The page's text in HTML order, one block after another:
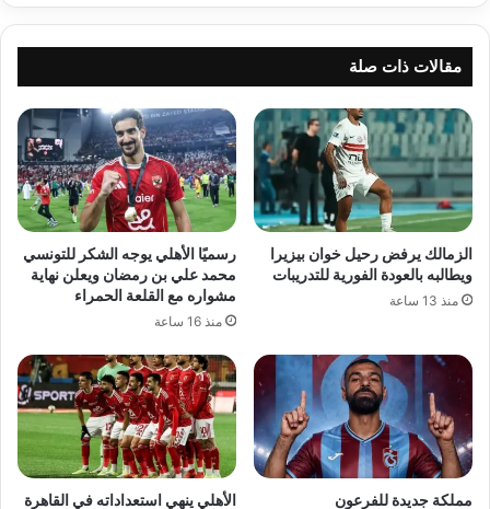
مقالات ذات صلة
الزمالك يرفض رحيل خوان بيزيرا
ويطالبه بالعودة الفورية للتدريبات
منذ 13 ساعة
رسميًا الأهلي يوجه الشكر للتونسي
محمد علي بن رمضان ويعلن نهاية
مشواره مع القلعة الحمراء
منذ 16 ساعة
مملكة جديدة للفرعون
الأهلي ينهي استعداداته في القاهرة